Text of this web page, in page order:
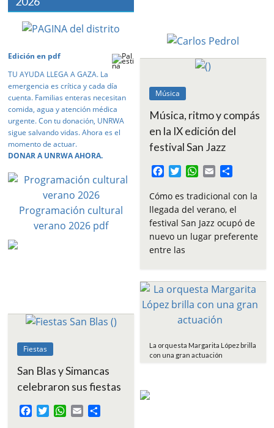
Edición en pdf
TU AYUDA LLEGA A GAZA. La
emergencia es crítica y cada día
cuenta. Familias enteras necesitan
comida, agua y atención médica
urgente. Con tu donación, UNRWA
sigue salvando vidas. Ahora es el
momento de actuar.
DONAR A UNRWA AHORA.
Programación cultural
verano 2026 pdf
Fiestas
San Blas y Simancas
celebraron sus fiestas
W
Música
Música, ritmo y compás
en la IX edición del
festival San Jazz
c
e
b
o
k
i
t
t
e
W
a
t
s
A
p
a
i
l
m
p
a
r
Cómo es tradicional con la
llegada del verano, el
festival San Jazz ocupó de
nuevo un lugar preferente
entre las
La orquesta Margarita López brilla
con una gran actuación